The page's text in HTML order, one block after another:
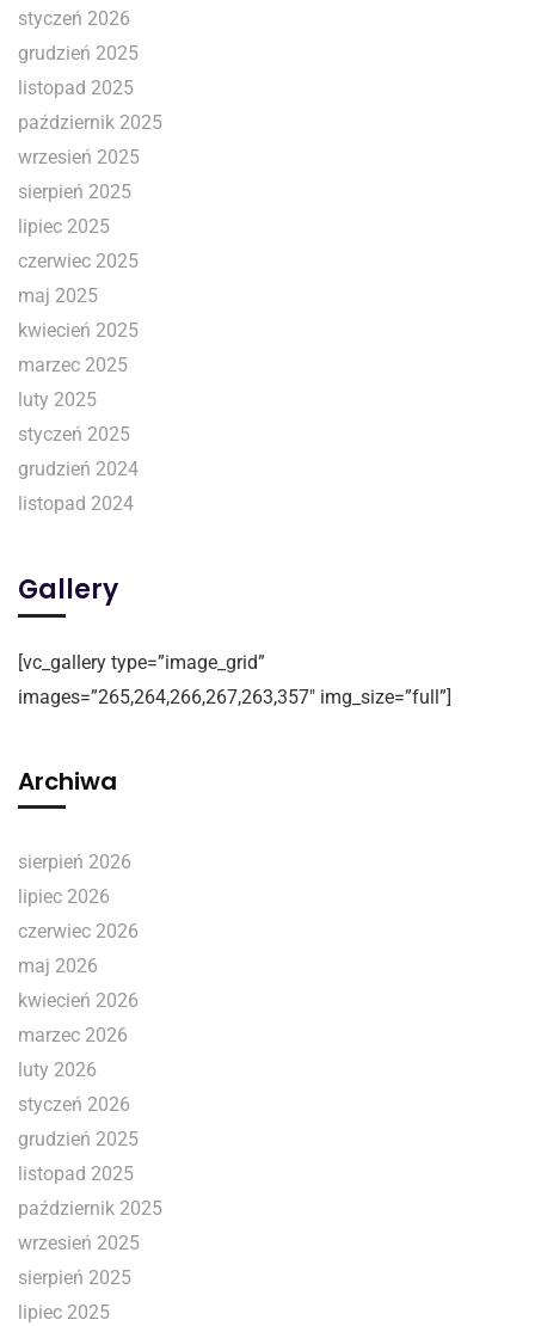
styczeń 2026
grudzień 2025
listopad 2025
październik 2025
wrzesień 2025
sierpień 2025
lipiec 2025
czerwiec 2025
maj 2025
kwiecień 2025
marzec 2025
luty 2025
styczeń 2025
grudzień 2024
listopad 2024
Gallery
[vc_gallery type=”image_grid”
images=”265,264,266,267,263,357″ img_size=”full”]
Archiwa
sierpień 2026
lipiec 2026
czerwiec 2026
maj 2026
kwiecień 2026
marzec 2026
luty 2026
styczeń 2026
grudzień 2025
listopad 2025
październik 2025
wrzesień 2025
sierpień 2025
lipiec 2025